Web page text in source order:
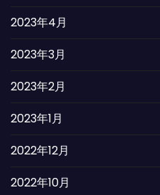
2023年4月
2023年3月
2023年2月
2023年1月
2022年12月
2022年10月